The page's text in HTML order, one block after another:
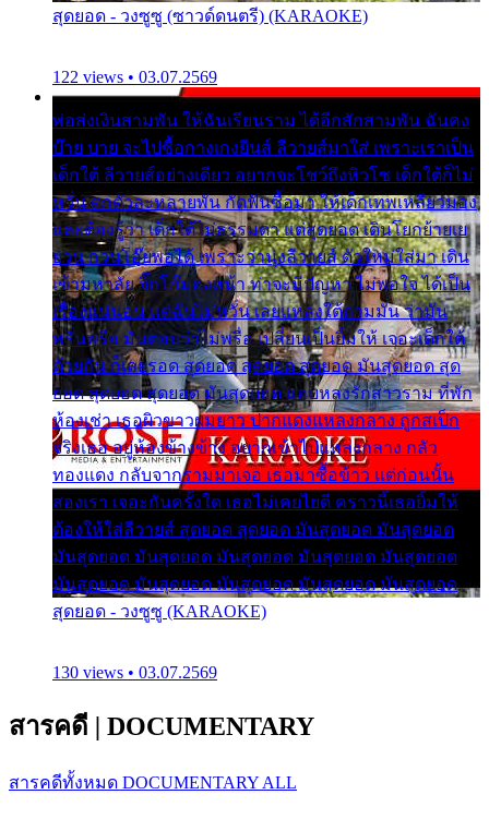
สุดยอด - วงซูซู (ซาวด์ดนตรี) (KARAOKE)
122 views • 03.07.2569
พ่อส่งเงินสามพัน ให้ฉันเรียนราม ได้อีกสักสามพัน ฉันคง
บ๊าย บาย จะไปซื้อกางเกงยีนส์ ลีวายส์มาใส่ เพราะเราเป็น
เด็กใต้ ลีวายส์อย่างเดียว อยากจะโชว์ถึงหิวโซ เด็กใต้ก็ไม่
หวั่น ตกตัวละหลายพัน กัดฟันซื้อมา ให้เด็กเทพเหลียวมอง
และต้องรู้ว่า เด็กใต้ไม่ธรรมดา แต่สุดยอด เดินโยกย้ายเย
ยวน กวนโอ๊ยพอได้ เพราะว่านุ่งลีวายส์ ตัวใหม่ใส่มา เดิน
เข้ามหาลัย จิ๊กโก๊มองหน้า ท่าจะมีปัญหา ไม่พอใจ ได้เป็น
เรื่องแน่นอน แต่ฉันไม่หวั่น เลยแหลงใต้ถามมัน ว่ามัน
พรั่นพรือ มันตอบว่าไม่พรื่อ เปลี่ยนเป็นยิ้มให้ เจอะเด็กใต้
ด้วยกัน ก็เลยรอด สุดยอด สุดยอด สุดยอด มันสุดยอด สุด
ยอด สุดยอด สุดยอด มันสุดยอด แอบหลงรักสาวราม ที่พัก
ห้องเช่า เธอผิวขาวผมยาว ปากแดงแหลงกลาง ถูกสเป็ก
จริงเธอ อยู่ห้องข้างข้าง อยากเข้าไปแหลงกลาง กลัว
ทองแดง กลับจากรามมาเจอ เธอมาซื้อข้าว แต่ก่อนนั้น
สองเรา เจอะกันครั้งใด เธอไม่เคยไยดี คราวนี้เธอยิ้มให้
ต้องให้ใส่ลีวายส์ สุดยอด สุดยอด มันสุดยอด มันสุดยอด
มันสุดยอด มันสุดยอด มันสุดยอด มันสุดยอด มันสุดยอด
มันสุดยอด มันสุดยอด มันสุดยอด มันสุดยอด มันสุดยอด
สุดยอด - วงซูซู (KARAOKE)
130 views • 03.07.2569
สารคดี | DOCUMENTARY
สารคดีทั้งหมด DOCUMENTARY ALL